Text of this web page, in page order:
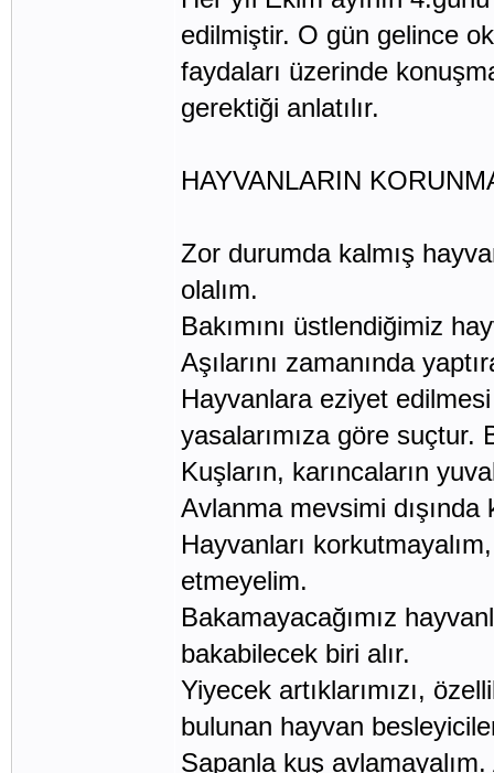
edilmiştir. O gün gelince
faydaları üzerinde
gerektiği anlatılır.
HAYVANLARIN
Zor durumda kalmış
olalım.
Bakımını üstlendiğimiz
Aşılarını zamanında
Hayvanlara eziyet
yasalarımıza göre suçtur.
Kuşların, karıncaların
Avlanma mevsimi dışında
Hayvanları
etmeyelim.
Bakamayacağımız
bakabilecek biri alır.
Yiyecek artıklarımızı,
bulunan hayvan
Sapanla kuş